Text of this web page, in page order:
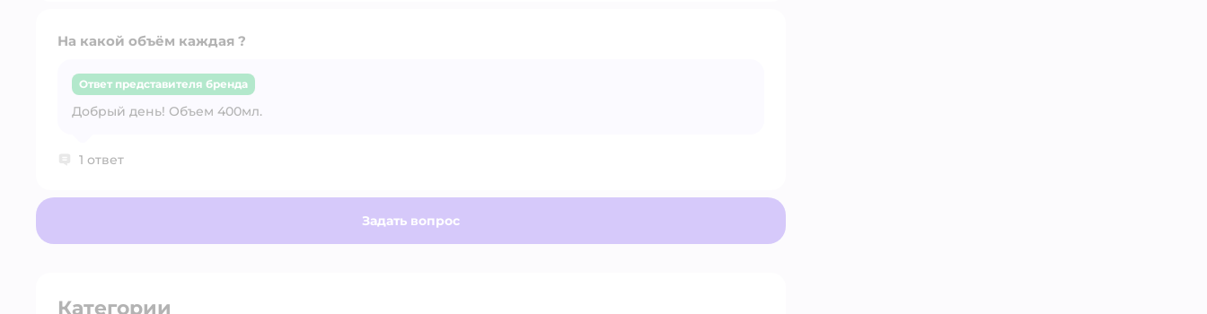
На какой объём каждая ?
Ответ представителя бренда
Добрый день! Объем 400мл.
1 ответ
Задать вопрос
Категории